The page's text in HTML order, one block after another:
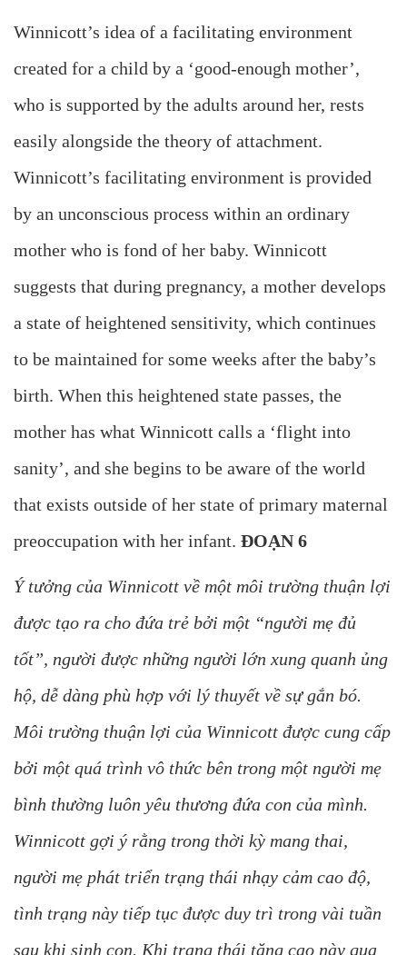
Winnicott’s idea of a facilitating environment
created for a child by a ‘good-enough mother’,
who is supported by the adults around her, rests
easily alongside the theory of attachment.
Winnicott’s facilitating environment is provided
by an unconscious process within an ordinary
mother who is fond of her baby. Winnicott
suggests that during pregnancy, a mother develops
a state of heightened sensitivity, which continues
to be maintained for some weeks after the baby’s
birth. When this heightened state passes, the
mother has what Winnicott calls a ‘flight into
sanity’, and she begins to be aware of the world
that exists outside of her state of primary maternal
preoccupation with her infant. ĐOẠN 6
Ý tưởng của Winnicott về một môi trường thuận lợi
được tạo ra cho đứa trẻ bởi một “người mẹ đủ
tốt”, người được những người lớn xung quanh ủng
hộ, dễ dàng phù hợp với lý thuyết về sự gắn bó.
Môi trường thuận lợi của Winnicott được cung cấp
bởi một quá trình vô thức bên trong một người mẹ
bình thường luôn yêu thương đứa con của mình.
Winnicott gợi ý rằng trong thời kỳ mang thai,
người mẹ phát triển trạng thái nhạy cảm cao độ,
tình trạng này tiếp tục được duy trì trong vài tuần
sau khi sinh con. Khi trạng thái tăng cao này qua